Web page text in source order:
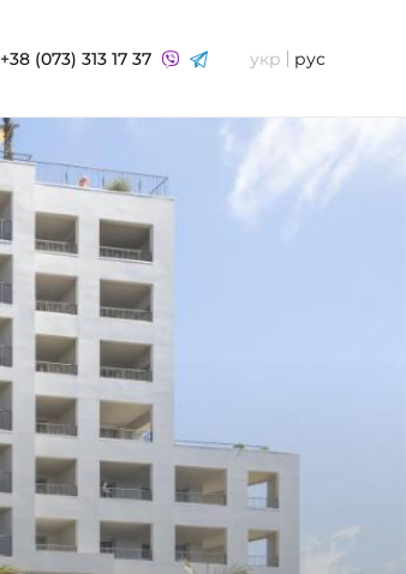
+38 (073) 313 17 37 укр рус